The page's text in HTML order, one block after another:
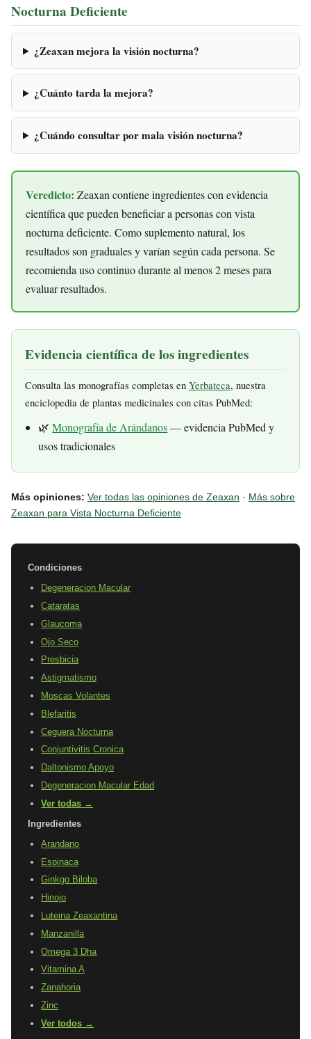
Nocturna Deficiente
¿Zeaxan mejora la visión nocturna?
¿Cuánto tarda la mejora?
¿Cuándo consultar por mala visión nocturna?
Veredicto: Zeaxan contiene ingredientes con evidencia
científica que pueden beneficiar a personas con vista
nocturna deficiente. Como suplemento natural, los
resultados son graduales y varían según cada persona. Se
recomienda uso continuo durante al menos 2 meses para
evaluar resultados.
Evidencia científica de los ingredientes
Consulta las monografías completas enYerbateca, nuestra
enciclopedia de plantas medicinales con citas PubMed:
🌿Monografía de Arándanos— evidencia PubMed y
usos tradicionales
Más opiniones: Ver todas las opiniones de Zeaxan · Más sobre
Zeaxan para Vista Nocturna Deficiente
Condiciones
Degeneracion Macular
Cataratas
Glaucoma
Ojo Seco
Presbicia
Astigmatismo
Moscas Volantes
Blefaritis
Ceguera Nocturna
Conjuntivitis Cronica
Daltonismo Apoyo
Degeneracion Macular Edad
Ver todas →
Ingredientes
Arandano
Espinaca
Ginkgo Biloba
Hinojo
Luteina Zeaxantina
Manzanilla
Omega 3 Dha
Vitamina A
Zanahoria
Zinc
Ver todos →